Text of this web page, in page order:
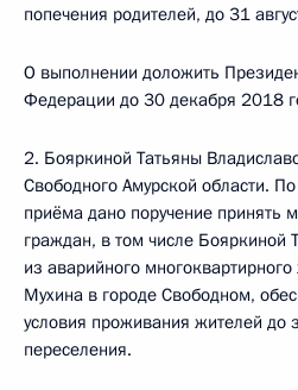
попечения родителей, до 31
О выполнении доложить
Федерации до 30 декабря 2018
2. Бояркиной Татьяны
Свободного Амурской области.
приёма дано поручение принять
граждан, в том числе Бояркиной
из аварийного
Мухина в городе Свободном,
условия проживания жителей до
переселения.